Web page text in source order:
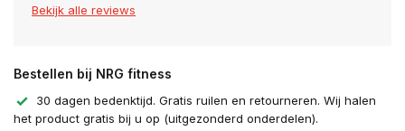
Bekijk alle reviews
Bestellen bij NRG fitness
30 dagen bedenktijd. Gratis ruilen en retourneren. Wij halen
het product gratis bij u op (uitgezonderd onderdelen).